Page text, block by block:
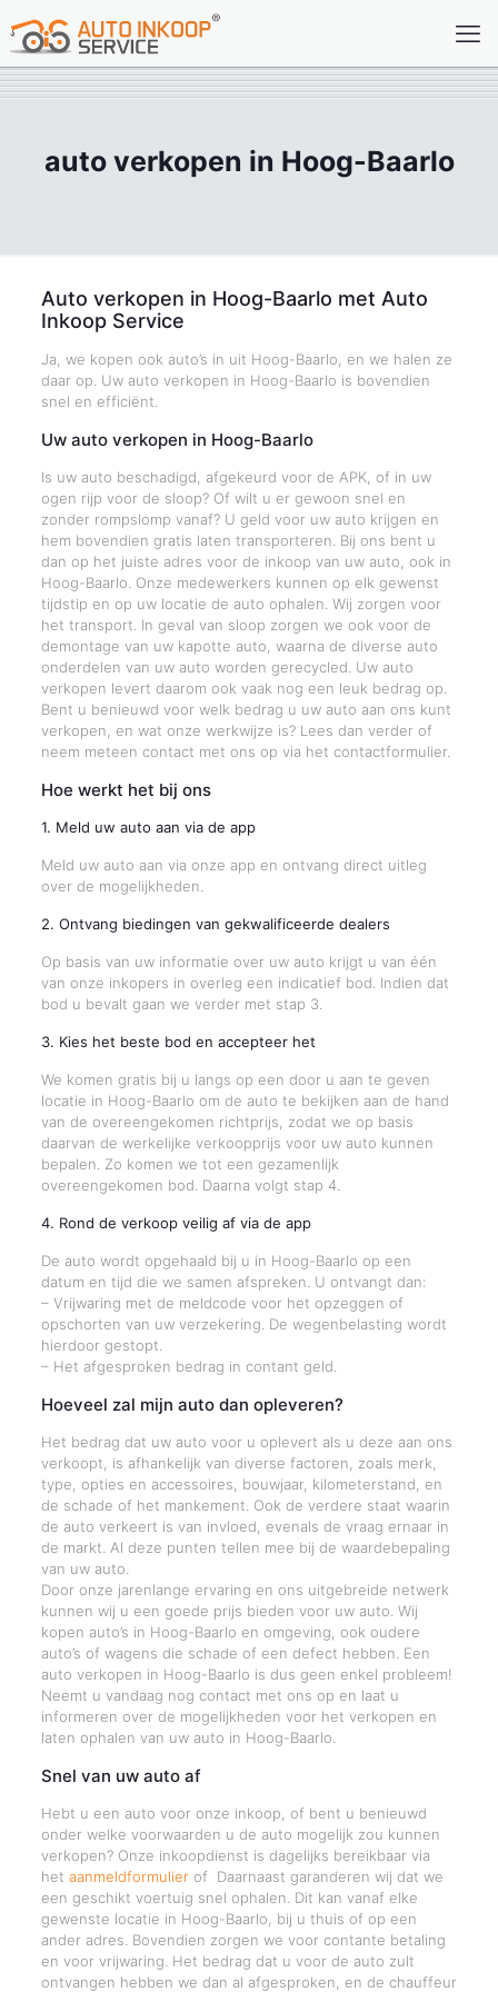
auto verkopen in Hoog-Baarlo
Auto verkopen in Hoog-Baarlo met Auto
Inkoop Service
Ja, we kopen ook auto’s in uit Hoog-Baarlo, en we halen ze
daar op. Uw auto verkopen in Hoog-Baarlo is bovendien
snel en efficiënt.
Uw auto verkopen in Hoog-Baarlo
Is uw auto beschadigd, afgekeurd voor de APK, of in uw
ogen rijp voor de sloop? Of wilt u er gewoon snel en
zonder rompslomp vanaf? U geld voor uw auto krijgen en
hem bovendien gratis laten transporteren. Bij ons bent u
dan op het juiste adres voor de inkoop van uw auto, ook in
Hoog-Baarlo. Onze medewerkers kunnen op elk gewenst
tijdstip en op uw locatie de auto ophalen. Wij zorgen voor
het transport. In geval van sloop zorgen we ook voor de
demontage van uw kapotte auto, waarna de diverse auto
onderdelen van uw auto worden gerecycled. Uw auto
verkopen levert daarom ook vaak nog een leuk bedrag op.
Bent u benieuwd voor welk bedrag u uw auto aan ons kunt
verkopen, en wat onze werkwijze is? Lees dan verder of
neem meteen contact met ons op via het contactformulier.
Hoe werkt het bij ons
1. Meld uw auto aan via de app
Meld uw auto aan via onze app en ontvang direct uitleg
over de mogelijkheden.
2. Ontvang biedingen van gekwalificeerde dealers
Op basis van uw informatie over uw auto krijgt u van één
van onze inkopers in overleg een indicatief bod. Indien dat
bod u bevalt gaan we verder met stap 3.
3. Kies het beste bod en accepteer het
We komen gratis bij u langs op een door u aan te geven
locatie in Hoog-Baarlo om de auto te bekijken aan de hand
van de overeengekomen richtprijs, zodat we op basis
daarvan de werkelijke verkoopprijs voor uw auto kunnen
bepalen. Zo komen we tot een gezamenlijk
overeengekomen bod. Daarna volgt stap 4.
4. Rond de verkoop veilig af via de app
De auto wordt opgehaald bij u in Hoog-Baarlo op een
datum en tijd die we samen afspreken. U ontvangt dan:
– Vrijwaring met de meldcode voor het opzeggen of
opschorten van uw verzekering. De wegenbelasting wordt
hierdoor gestopt.
– Het afgesproken bedrag in contant geld.
Hoeveel zal mijn auto dan opleveren?
Het bedrag dat uw auto voor u oplevert als u deze aan ons
verkoopt, is afhankelijk van diverse factoren, zoals merk,
type, opties en accessoires, bouwjaar, kilometerstand, en
de schade of het mankement. Ook de verdere staat waarin
de auto verkeert is van invloed, evenals de vraag ernaar in
de markt. Al deze punten tellen mee bij de waardebepaling
van uw auto.
Door onze jarenlange ervaring en ons uitgebreide netwerk
kunnen wij u een goede prijs bieden voor uw auto. Wij
kopen auto’s in Hoog-Baarlo en omgeving, ook oudere
auto’s of wagens die schade of een defect hebben. Een
auto verkopen in Hoog-Baarlo is dus geen enkel probleem!
Neemt u vandaag nog contact met ons op en laat u
informeren over de mogelijkheden voor het verkopen en
laten ophalen van uw auto in Hoog-Baarlo.
Snel van uw auto af
Hebt u een auto voor onze inkoop, of bent u benieuwd
onder welke voorwaarden u de auto mogelijk zou kunnen
verkopen? Onze inkoopdienst is dagelijks bereikbaar via
het aanmeldformulierof Daarnaast garanderen wij dat we
een geschikt voertuig snel ophalen. Dit kan vanaf elke
gewenste locatie in Hoog-Baarlo, bij u thuis of op een
ander adres. Bovendien zorgen we voor contante betaling
en voor vrijwaring. Het bedrag dat u voor de auto zult
ontvangen hebben we dan al afgesproken, en de chauffeur